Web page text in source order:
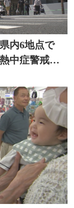
内6地点で
中症警戒ア